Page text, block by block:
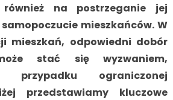
na postrzeganie jej
mieszkańców. W
mieszkań, odpowiedni dobór
stać się wyzwaniem,
przypadku ograniczonej
przedstawiamy kluczowe